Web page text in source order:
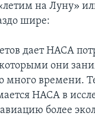
на Луну»
шире:
дает НАСА
они
много времени.
НАСА в
более